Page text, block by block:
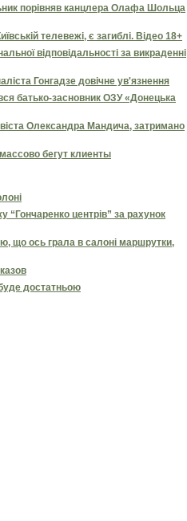
порівняв канцлера Олафа Шольца
телевежі, є загиблі. Відео 18+
відповідальності за викраденні
Гонгадзе довічне ув'язнення
батько-засновник ОЗУ «Донецька
Олександра Мандича, затримано
бегут клиенты
центрів” за рахунок
що ось грала в салоні маршрутки,
достатньою